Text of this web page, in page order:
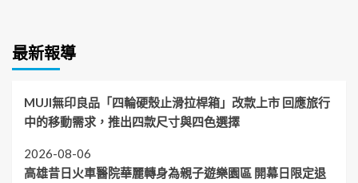
最新報導
MUJI無印良品「四輪硬殼止滑拉桿箱」改款上市 回應旅行
中的移動需求，推出四款尺寸與四色選擇
2026-08-06
高雄昔日火車醫院華麗轉身為親子遊樂園區 開幕日限定退